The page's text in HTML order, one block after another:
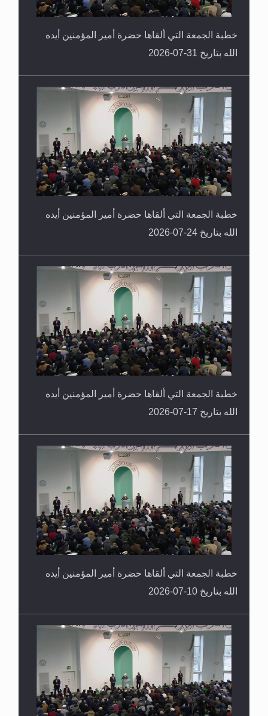
خطبة الجمعة التي ألقاها حضرة أمير المؤمنين أيده
الله بتاريخ 31-07-2026
خطبة الجمعة التي ألقاها حضرة أمير المؤمنين أيده
الله بتاريخ 24-07-2026
خطبة الجمعة التي ألقاها حضرة أمير المؤمنين أيده
الله بتاريخ 17-07-2026
خطبة الجمعة التي ألقاها حضرة أمير المؤمنين أيده
الله بتاريخ 10-07-2026